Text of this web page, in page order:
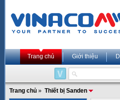
Trang chủ Giới thiệu
Trang chủ » Thiết bị Sanden